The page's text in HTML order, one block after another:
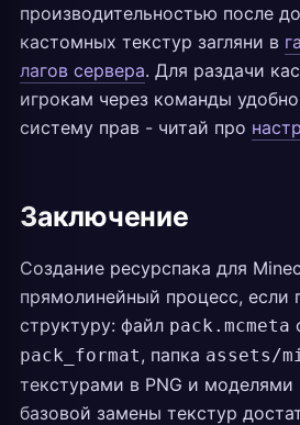
производительностью после
кастомных текстур загляни в
лагов сервера. Для раздачи
игрокам через команды
систему прав - читай про
Заключение
Создание ресурспака для
прямолинейный процесс, если
структуру: файл pack.mcmeta
pack_format, папка assets/
текстурами в PNG и моделями
базовой замены текстур